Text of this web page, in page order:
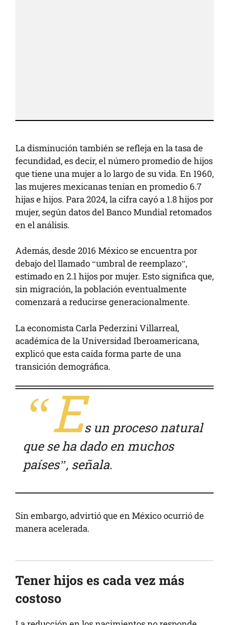
La disminución también se refleja en la tasa de
fecundidad, es decir, el número promedio de hijos
que tiene una mujer a lo largo de su vida. En 1960,
las mujeres mexicanas tenían en promedio 6.7
hijas e hijos. Para 2024, la cifra cayó a 1.8 hijos por
mujer, según datos del Banco Mundial retomados
en el análisis.
Además, desde 2016 México se encuentra por
debajo del llamado “umbral de reemplazo”,
estimado en 2.1 hijos por mujer. Esto significa que,
sin migración, la población eventualmente
comenzará a reducirse generacionalmente.
La economista Carla Pederzini Villarreal,
académica de la Universidad Iberoamericana,
explicó que esta caída forma parte de una
transición demográfica.
“Es un proceso natural
que se ha dado en muchos
países”, señala.
Sin embargo, advirtió que en México ocurrió de
manera acelerada.
Tener hijos es cada vez más
costoso